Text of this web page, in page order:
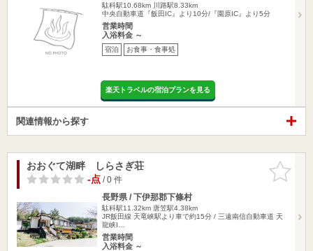
駄科駅10.68km
川路駅8.33km
中央自動車道『飯田IC』より10分/『園原IC』より5分
営業時間
入浴料金 ～
宿泊 お食事・食事処
楽天トラベルの宿泊プランを見る
関連情報から探す
お気に入
りに追加
おおぐて湖畔 しらさぎ荘
-点/ 0 件
長野県 / 下伊那郡下條村
駄科駅11.32km 唐笠駅4.38km
JR飯田線 天竜峡駅より車で約15分 / 三遠南信自動車道 天
龍峡I…
営業時間
入浴料金 ～